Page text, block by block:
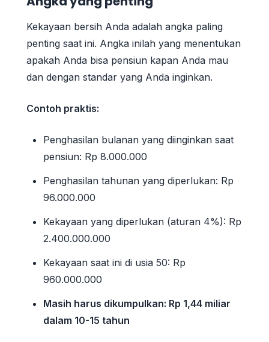
Kekayaan bersih Anda adalah angka paling
penting saat ini. Angka inilah yang menentukan
apakah Anda bisa pensiun kapan Anda mau
dan dengan standar yang Anda inginkan.
Contoh praktis:
Penghasilan bulanan yang diinginkan saat
pensiun: Rp 8.000.000
Penghasilan tahunan yang diperlukan: Rp
96.000.000
Kekayaan yang diperlukan (aturan 4%): Rp
2.400.000.000
Kekayaan saat ini di usia 50: Rp
960.000.000
Masih harus dikumpulkan: Rp 1,44 miliar
dalam 10-15 tahun